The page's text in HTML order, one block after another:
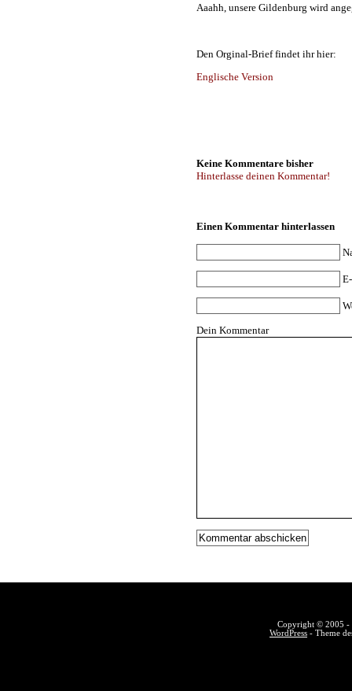
Aaahh, unsere Gildenburg wird
Den Orginal-Brief findet ihr hier:
Englische Version
Keine Kommentare bisher
Hinterlasse deinen Kommentar!
Einen Kommentar hinterlassen
Dein Kommentar
Copyright © 2005 -
WordPress - Theme